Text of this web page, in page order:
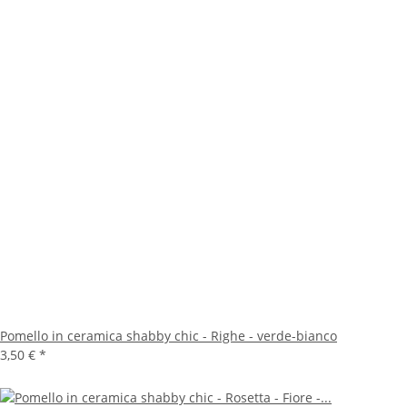
Pomello in ceramica shabby chic - Righe - verde-bianco
3,50 € *